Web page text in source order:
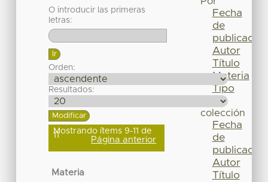
O introducir las primeras
letras:
Orden:
Resultados:
Mostrando ítems 9-11 de
11 Página anterior
Materia
Fecha
de
publicación
Autor
Título
Materia
Tipo
colección
Fecha
de
publicación
Autor
Título